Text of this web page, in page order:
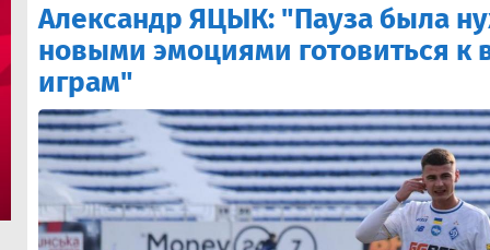
Александр ЯЦЫК: "Пауза была
новыми эмоциями готовиться к
играм"